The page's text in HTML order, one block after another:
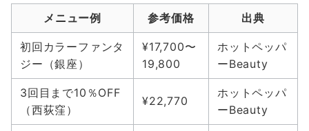
メニュー例 参考価格 出典
初回カラーファンタ
ジー（銀座）
¥17,700〜
19,800
ホットペッパ
ーBeauty
3回目まで10％OFF
（西荻窪）
¥22,770
ホットペッパ
ーBeauty